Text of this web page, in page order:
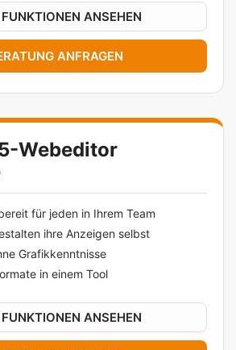
ANSEHEN
ANFRAGEN
Webeditor
für jeden in Ihrem Team
ihre Anzeigen selbst
Grafikkenntnisse
in einem Tool
ANSEHEN